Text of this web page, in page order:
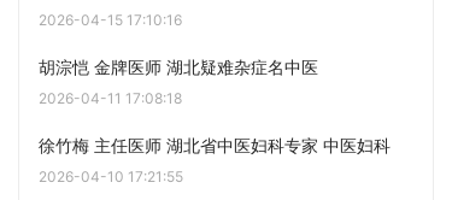
2026-04-15 17:10:16
胡淙恺 金牌医师 湖北疑难杂症名中医
2026-04-11 17:08:18
徐竹梅 主任医师 湖北省中医妇科专家 中医妇科
2026-04-10 17:21:55